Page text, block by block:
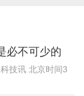
必不可少的
技讯 北京时间3